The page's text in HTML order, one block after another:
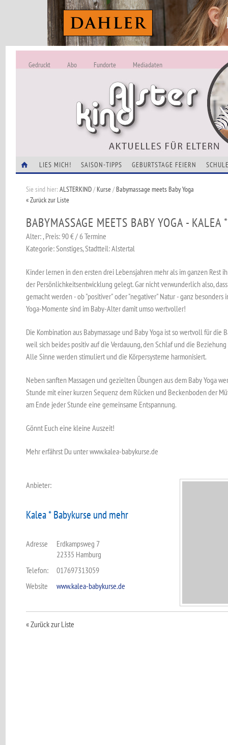
ALSTERKIND -
Alles Neu
Gedruckt Abo Fundorte Mediadaten
LIES MICH! SAISON-TIPPS GEBURTSTAGE FEIERN
Sie sind hier:ALSTERKIND/Kurse/Babymassage meets Baby Yoga
« Zurück zur Liste
BABYMASSAGE MEETS BABY YOGA -
Alter: , Preis: 90 € / 6 Termine
Kategorie: Sonstiges, Stadtteil: Alstertal
Kinder lernen in den ersten drei Lebensjahren mehr als im ganzen Rest
der Persönlichkeitsentwicklung gelegt. Gar nicht verwunderlich also,
gemacht werden - ob "positiver" oder "negativer" Natur - ganz
Yoga-Momente sind im Baby-Alter damit umso wertvoller!
Die Kombination aus Babymassage und Baby Yoga ist so wertvoll für die
weil sich beides positiv auf die Verdauung, den Schlaf und die
Alle Sinne werden stimuliert und die Körpersysteme harmonisiert.
Neben sanften Massagen und gezielten Übungen aus dem Baby Yoga
Stunde mit einer kurzen Sequenz dem Rücken und Beckenboden der
am Ende jeder Stunde eine gemeinsame Entspannung.
Gönnt Euch eine kleine Auszeit!
Mehr erfährst Du unter www.kalea-babykurse.de
Anbieter:
Kalea * Babykurse und mehr
Adresse
Erdkampsweg 7
22335 Hamburg
Telefon:
017697313059
Website
www.kalea-babykurse.de
« Zurück zur Liste